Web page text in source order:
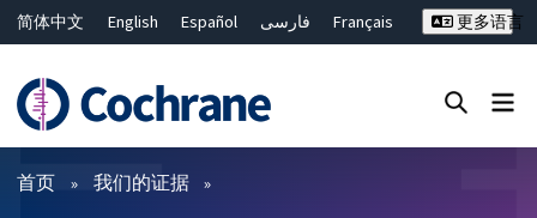
简体中文 English Español فارسی
Français
ไทย
繁體中文
更多语言
过滤
首页 我们的证据